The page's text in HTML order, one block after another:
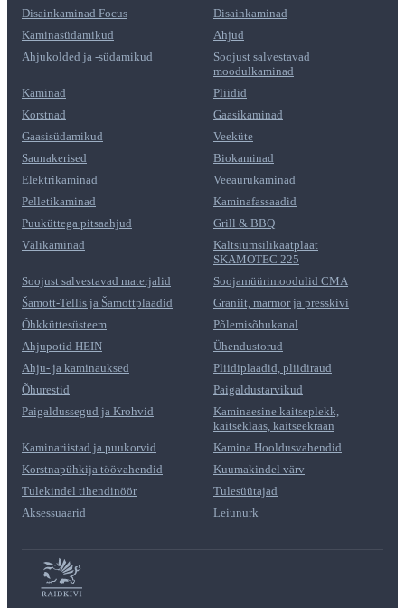
Disainkaminad Focus
Disainkaminad
Kaminasüdamikud
Ahjud
Ahjukolded ja -südamikud
Soojust salvestavad
moodulkaminad
Kaminad
Pliidid
Korstnad
Gaasikaminad
Gaasisüdamikud
Veeküte
Saunakerised
Biokaminad
Elektrikaminad
Veeaurukaminad
Pelletikaminad
Kaminafassaadid
Puuküttega pitsaahjud
Grill & BBQ
Välikaminad
Kaltsiumsilikaatplaat
SKAMOTEC 225
Soojust salvestavad materjalid
Soojamüürimoodulid CMA
Šamott-Tellis ja Šamottplaadid
Graniit, marmor ja presskivi
Õhkküttesüsteem
Põlemisõhukanal
Ahjupotid HEIN
Ühendustorud
Ahju- ja kaminauksed
Pliidiplaadid, pliidiraud
Õhurestid
Paigaldustarvikud
Paigaldussegud ja Krohvid
Kaminaesine kaitseplekk,
kaitseklaas, kaitseekraan
Kaminariistad ja puukorvid
Kamina Hooldusvahendid
Korstnapühkija töövahendid
Kuumakindel värv
Tulekindel tihendinöör
Tulesüütajad
Aksessuaarid
Leiunurk